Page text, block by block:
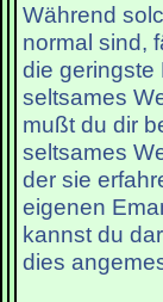
Während
normal sind,
die geringste
seltsames
mußt du dir
seltsames
der sie
eigenen
kannst du
dies